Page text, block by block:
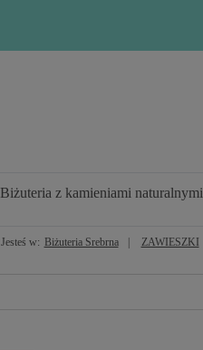
Biżuteria z kamieniami naturalnymi
Jesteś w: Biżuteria Srebrna ZAWIESZKI